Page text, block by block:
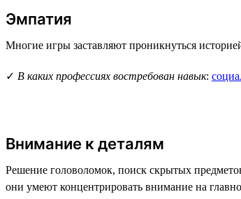
Эмпатия
Многие игры заставляют проникнуться
✓ В каких профессиях востребован навык:
Внимание к деталям
Решение головоломок, поиск скрытых
они умеют концентрировать внимание на